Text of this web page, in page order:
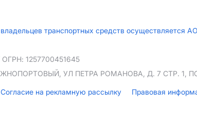
транспортных средств осуществляется
ОГРН: 1257700451645
УЛ ПЕТРА РОМАНОВА, Д. 7 СТР. 1,
Согласие на рекламную рассылку Правовая